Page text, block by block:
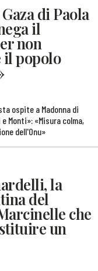
di Paola
il
non
il popolo
ospite a Madonna di
Monti»: «Misura colma,
dell'Onu»
la
del
che
un